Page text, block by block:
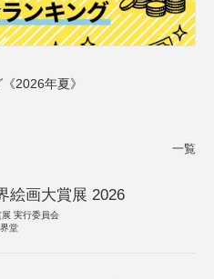
2026年夏》
一覧
絵画大賞展 2026
実行委員会
堂